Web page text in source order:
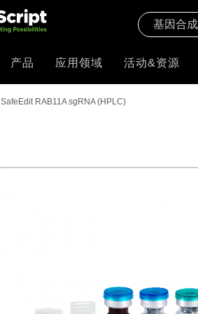
产品 应用领域 活动&资源
SafeEdit RAB11A sgRNA (HPLC)